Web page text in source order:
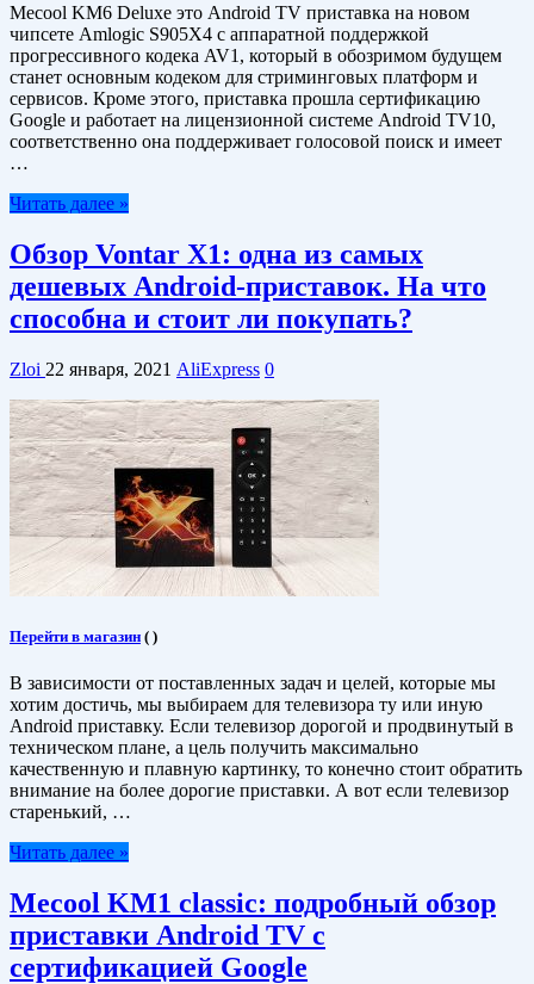
Mecool KM6 Deluxe это Android TV приставка на новом
чипсете Amlogic S905X4 с аппаратной поддержкой
прогрессивного кодека AV1, который в обозримом будущем
станет основным кодеком для стриминговых платформ и
сервисов. Кроме этого, приставка прошла сертификацию
Google и работает на лицензионной системе Android TV10,
соответственно она поддерживает голосовой поиск и имеет
…
Читать далее »
Обзор Vontar X1: одна из самых
дешевых Android-приставок. На что
способна и стоит ли покупать?
Zloi 22 января, 2021 AliExpress 0
Перейти в магазин ( )
В зависимости от поставленных задач и целей, которые мы
хотим достичь, мы выбираем для телевизора ту или иную
Android приставку. Если телевизор дорогой и продвинутый в
техническом плане, а цель получить максимально
качественную и плавную картинку, то конечно стоит обратить
внимание на более дорогие приставки. А вот если телевизор
старенький, …
Читать далее »
Mecool KM1 classic: подробный обзор
приставки Android TV с
сертификацией Google